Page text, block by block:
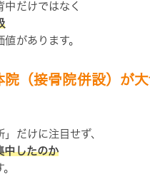
中だけではなく
があります。
院（接骨院併設）が
だけに注目せず、
中したのか